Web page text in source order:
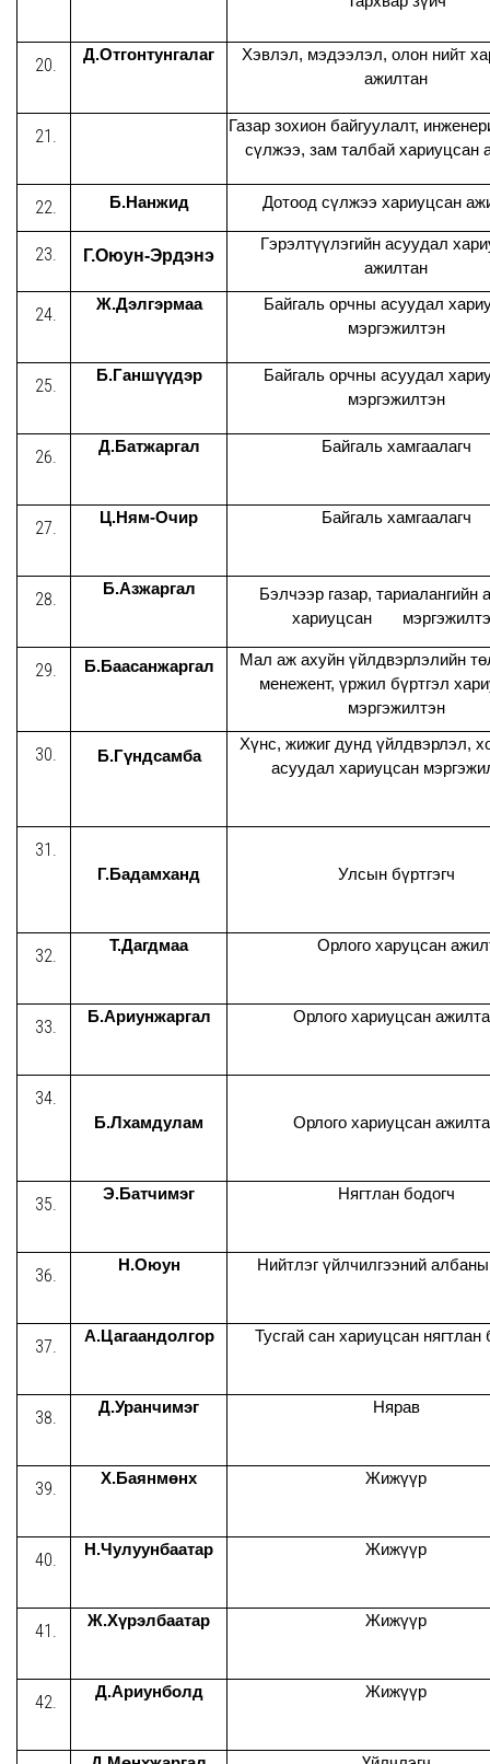
Д.Отгонтунгалаг
Хэвлэл, мэдээлэл, олон нийт
ажилтан
Газар зохион байгуулалт,
сүлжээ, зам талбай хариуцсан
Б.Нанжид Дотоод сүлжээ хариуцсан
Г.Оюун-Эрдэнэ
Гэрэлтүүлэгийн асуудал
ажилтан
Ж.Дэлгэрмаа
Байгаль орчны асуудал
мэргэжилтэн
Б.Ганшүүдэр
Байгаль орчны асуудал
мэргэжилтэн
Д.Батжаргал Байгаль хамгаалагч
Ц.Ням-Очир Байгаль хамгаалагч
Б.Азжаргал
Бэлчээр газар, тариалангийн
хариуцсан
Б.Баасанжаргал
Мал аж ахуйн үйлдвэрлэлийн
менежент, үржил бүртгэл
мэргэжилтэн
Б.Гүндсамба
Хүнс, жижиг дунд үйлдвэрлэл,
асуудал хариуцсан
Г.Бадамханд Улсын бүртгэгч
Т.Дагдмаа Орлого харуцсан
Б.Ариунжаргал Орлого хариуцсан
Б.Лхамдулам Орлого хариуцсан
Э.Батчимэг Нягтлан бодогч
Н.Оюун Нийтлэг үйлчилгээний
А.Цагаандолгор Тусгай сан хариуцсан нягтлан
Д.Уранчимэг Нярав
Х.Баянмөнх Жижүүр
Н.Чулуунбаатар Жижүүр
Ж.Хүрэлбаатар Жижүүр
Д.Ариунболд Жижүүр